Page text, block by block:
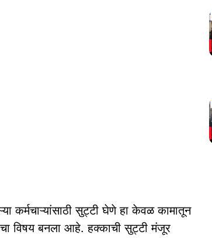
कर्मचाऱ्यांसाठी सुट्टी घेणे हा केवळ कामातून
विषय बनला आहे. हक्काची सुट्टी मंजूर